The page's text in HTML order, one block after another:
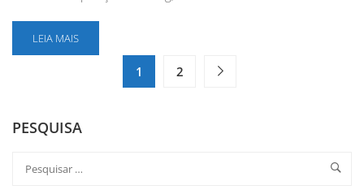
LEIA MAIS
1 2
PESQUISA